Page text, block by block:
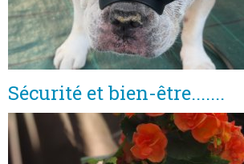
Sécurité et bien-être.......